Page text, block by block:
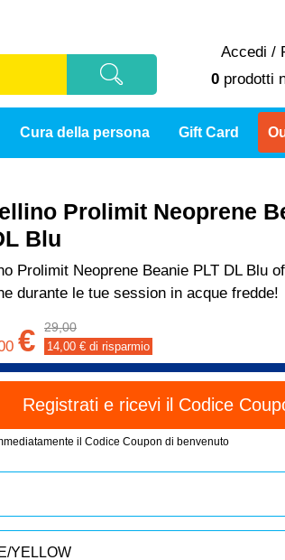
Accedi /
0 prodotti
Cura della persona Gift Card
Prolimit Neoprene
Blu
Prolimit Neoprene Beanie PLT DL Blu
durante le tue session in acque fredde!
€ 29,00
14,00 € di risparmio
il Codice Coupon di benvenuto